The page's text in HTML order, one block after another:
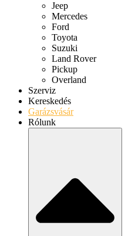
Jeep
Mercedes
Ford
Toyota
Suzuki
Land Rover
Pickup
Overland
Szerviz
Kereskedés
Garázsvásár
Rólunk